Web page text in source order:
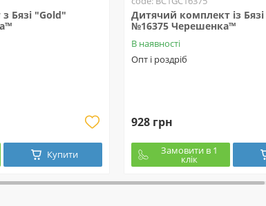
Бязі "Gold"
Купити
Дитячий комплект із
№16375 Черешенка™
В наявності
Опт і роздріб
928 грн
Замовити в 1
клік